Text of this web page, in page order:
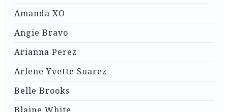
Amanda XO
Angie Bravo
Arianna Perez
Arlene Yvette Suarez
Belle Brooks